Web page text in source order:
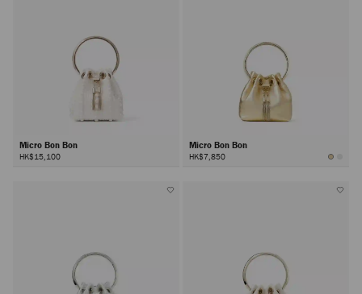
Micro Bon Bon
HK$15,100
Micro Bon Bon
HK$7,850